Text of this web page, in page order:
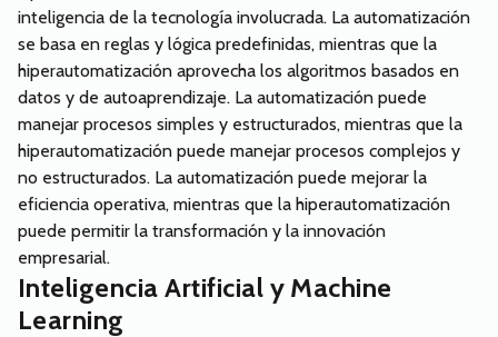
inteligencia de la tecnología involucrada. La automatización
se basa en reglas y lógica predefinidas, mientras que la
hiperautomatización aprovecha los algoritmos basados en
datos y de autoaprendizaje. La automatización puede
manejar procesos simples y estructurados, mientras que la
hiperautomatización puede manejar procesos complejos y
no estructurados. La automatización puede mejorar la
eficiencia operativa, mientras que la hiperautomatización
puede permitir la transformación y la innovación
empresarial.
Inteligencia Artificial y Machine
Learning